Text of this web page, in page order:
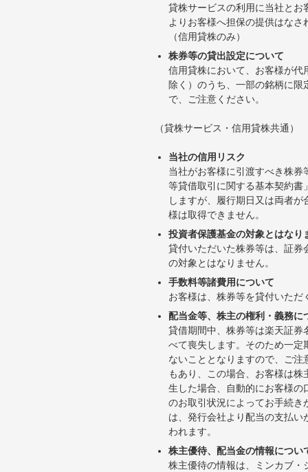
貸株サービスの利用に当社と
よりお客様へ担保の提供はなさ
（信用貸株のみ）
株券等の貸出設定について
信用貸株において、お客様が
除く）のうち、一部の銘柄に
で、ご注意ください。
（貸株サービス・信用貸株共通）
当社の信用リスク
当社がお客様に引渡すべき株
等貸借取引に関する基本契約
しますが、履行期日又は両者
様は取得できません。
投資者保護基金の対象とはなり
貸付いただいた株券等は、証
の対象とはなりません。
手数料等諸費用について
お客様は、株券等を貸付いた
配当金等、株主の権利・義務に
貸借期間中、株券等は楽天証
べて喪失します。そのため一
ないこととなりますので、ご
もあり、この場合、お客様は
生した場合、自動的にお客様
のお取引状況によってお手続
は、発行会社より配当の支払
われます。
株主優待、配当金の情報につい
株主優待の情報は、ミンカブ